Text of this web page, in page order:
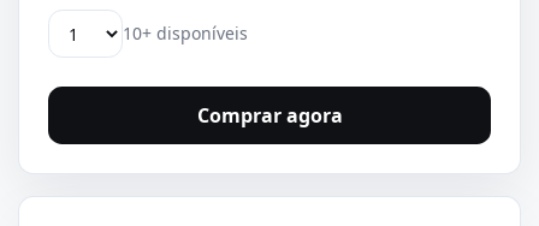
10+ disponíveis
Comprar agora